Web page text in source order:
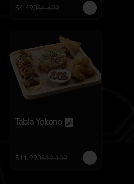
$4.490$4.690
Tabla Yokono
$11.990$19.100